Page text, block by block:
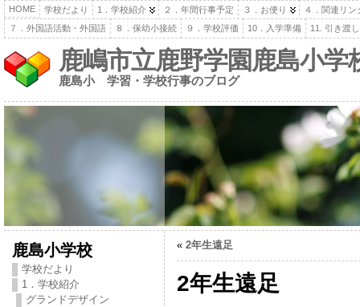
HOME 学校だより 1．学校紹介 ２．年間行事予定 ３．お便り
４．関連リン
７．外国語活動・外国語
８．保幼小接続 ９．学校評価 10．入学準備 11. 引き渡
鹿嶋市立鹿野学園鹿島小学
鹿島小 学習・学校行事のブログ
鹿島小学校
学校だより
1．学校紹介
グランドデザイン
« 2年生遠足
2年生遠足